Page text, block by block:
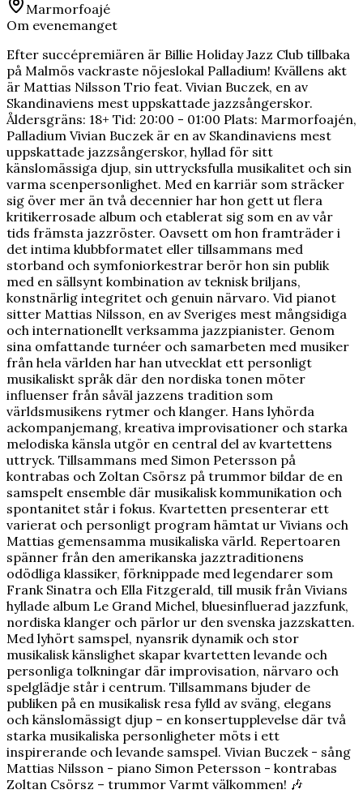
Marmorfoajé
Om evenemanget
Efter succépremiären är Billie Holiday Jazz Club tillbaka
på Malmös vackraste nöjeslokal Palladium! Kvällens akt
är Mattias Nilsson Trio feat. Vivian Buczek, en av
Skandinaviens mest uppskattade jazzsångerskor.
Åldersgräns: 18+ Tid: 20:00 - 01:00 Plats: Marmorfoajén,
Palladium Vivian Buczek är en av Skandinaviens mest
uppskattade jazzsångerskor, hyllad för sitt
känslomässiga djup, sin uttrycksfulla musikalitet och sin
varma scenpersonlighet. Med en karriär som sträcker
sig över mer än två decennier har hon gett ut flera
kritikerrosade album och etablerat sig som en av vår
tids främsta jazzröster. Oavsett om hon framträder i
det intima klubbformatet eller tillsammans med
storband och symfoniorkestrar berör hon sin publik
med en sällsynt kombination av teknisk briljans,
konstnärlig integritet och genuin närvaro. Vid pianot
sitter Mattias Nilsson, en av Sveriges mest mångsidiga
och internationellt verksamma jazzpianister. Genom
sina omfattande turnéer och samarbeten med musiker
från hela världen har han utvecklat ett personligt
musikaliskt språk där den nordiska tonen möter
influenser från såväl jazzens tradition som
världsmusikens rytmer och klanger. Hans lyhörda
ackompanjemang, kreativa improvisationer och starka
melodiska känsla utgör en central del av kvartettens
uttryck. Tillsammans med Simon Petersson på
kontrabas och Zoltan Csörsz på trummor bildar de en
samspelt ensemble där musikalisk kommunikation och
spontanitet står i fokus. Kvartetten presenterar ett
varierat och personligt program hämtat ur Vivians och
Mattias gemensamma musikaliska värld. Repertoaren
spänner från den amerikanska jazztraditionens
odödliga klassiker, förknippade med legendarer som
Frank Sinatra och Ella Fitzgerald, till musik från Vivians
hyllade album Le Grand Michel, bluesinfluerad jazzfunk,
nordiska klanger och pärlor ur den svenska jazzskatten.
Med lyhört samspel, nyansrik dynamik och stor
musikalisk känslighet skapar kvartetten levande och
personliga tolkningar där improvisation, närvaro och
spelglädje står i centrum. Tillsammans bjuder de
publiken på en musikalisk resa fylld av sväng, elegans
och känslomässigt djup – en konsertupplevelse där två
starka musikaliska personligheter möts i ett
inspirerande och levande samspel. Vivian Buczek - sång
Mattias Nilsson - piano Simon Petersson - kontrabas
Zoltan Csörsz – trummor Varmt välkommen! 🎶